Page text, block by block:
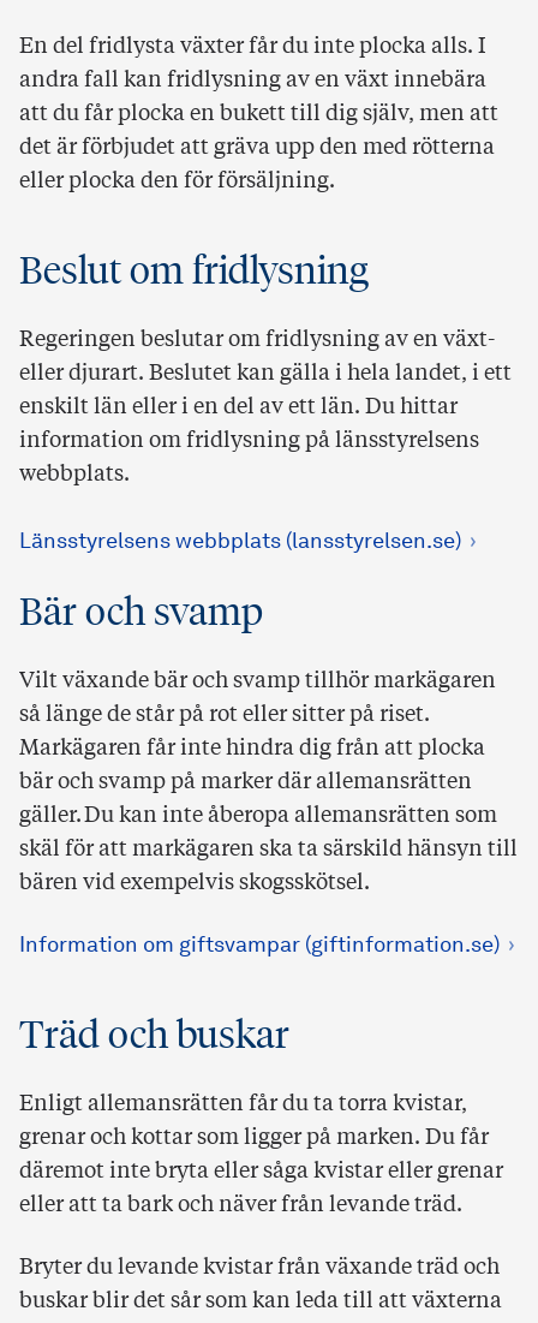
En del fridlysta växter får du inte plocka alls. I
andra fall kan fridlysning av en växt innebära
att du får plocka en bukett till dig själv, men att
det är förbjudet att gräva upp den med rötterna
eller plocka den för försäljning.
Beslut om fridlysning
Regeringen beslutar om fridlysning av en växt-
eller djurart. Beslutet kan gälla i hela landet, i ett
enskilt län eller i en del av ett län. Du hittar
information om fridlysning på länsstyrelsens
webbplats.
Länsstyrelsens webbplats (lansstyrelsen.se)
Bär och svamp
Vilt växande bär och svamp tillhör markägaren
så länge de står på rot eller sitter på riset.
Markägaren får inte hindra dig från att plocka
bär och svamp på marker där allemansrätten
gäller. Du kan inte åberopa allemansrätten som
skäl för att markägaren ska ta särskild hänsyn till
bären vid exempelvis skogsskötsel.
Information om giftsvampar (giftinformation.se)
Träd och buskar
Enligt allemansrätten får du ta torra kvistar,
grenar och kottar som ligger på marken. Du får
däremot inte bryta eller såga kvistar eller grenar
eller att ta bark och näver från levande träd.
Bryter du levande kvistar från växande träd och
buskar blir det sår som kan leda till att växterna